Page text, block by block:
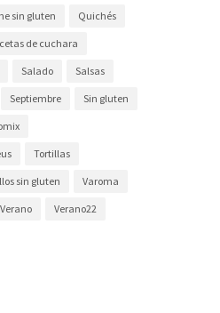
sin gluten Quichés
de cuchara
Salado Salsas
Septiembre Sin gluten
Tortillas
sin gluten Varoma
Verano Verano22